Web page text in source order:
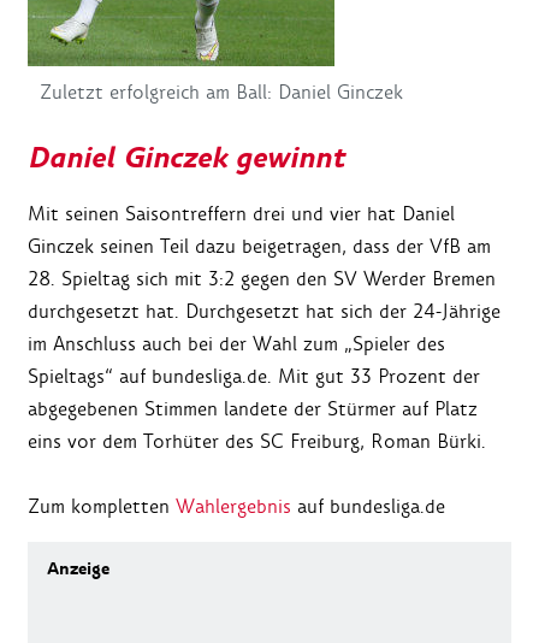
Zuletzt erfolgreich am Ball: Daniel Ginczek
Daniel Ginczek gewinnt
Mit seinen Saisontreffern drei und vier hat Daniel
Ginczek seinen Teil dazu beigetragen, dass der VfB am
28. Spieltag sich mit 3:2 gegen den SV Werder Bremen
durchgesetzt hat. Durchgesetzt hat sich der 24-Jährige
im Anschluss auch bei der Wahl zum „Spieler des
Spieltags“ auf bundesliga.de. Mit gut 33 Prozent der
abgegebenen Stimmen landete der Stürmer auf Platz
eins vor dem Torhüter des SC Freiburg, Roman Bürki.
Zum kompletten Wahlergebnis auf bundesliga.de